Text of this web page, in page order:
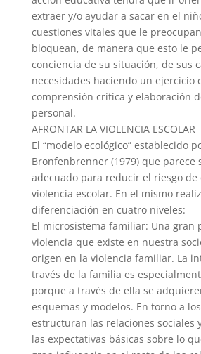
extraer y/o ayudar a sacar en el
cuestiones vitales que le
bloquean, de manera que esto le
conciencia de su situación, de sus
necesidades haciendo un ejercicio
comprensión crítica y elaboración
personal.
AFRONTAR LA VIOLENCIA ESCOLAR
El “modelo ecológico” establecido
Bronfenbrenner (1979) que parece
adecuado para reducir el riesgo de
violencia escolar. En el mismo
diferenciación en cuatro niveles:
El microsistema familiar: Una gran
violencia que existe en nuestra
origen en la violencia familiar. La
través de la familia es
porque a través de ella se
esquemas y modelos. En torno a
estructuran las relaciones sociales
las expectativas básicas sobre lo